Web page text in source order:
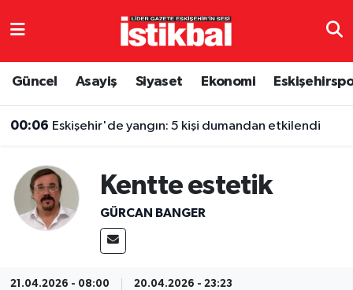
Güncel Asayiş Siyaset Ekonomi
00:06 Eskişehir'de yangın: 5 kişi dumandan etkilendi
Kentte estetik
GÜRCAN BANGER
21.04.2026 - 08:00 20.04.2026 - 23:23
Eskişehirspor
Siyaset
Spor
Eskişehir Nöbetçi Eczaneler
Eskişehir Trafik Yoğunluk Haritası
TFF 3.Lig 4.Grup Puan Durumu ve Fikstür